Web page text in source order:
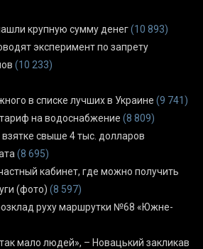
крупную сумму денег(10 893)
эксперимент по запрету
(10 233)
в списке лучших в Украине (9 741)
на водоснабжение (8 809)
свыше 4 тыс. долларов
(8 695)
кабинет, где можно получить
(фото) (8 597)
руху маршрутки №68 «Южне-
мало людей», – Новацький закликав